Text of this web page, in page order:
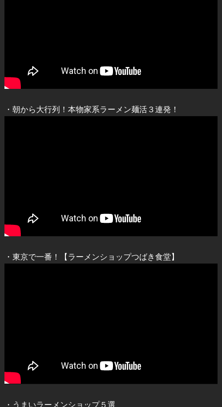
・朝から大行列！本物家系ラーメン麺活３連発！
・東京で一番！【ラーメンショップつばき食堂】
・うまいラーメンショップ５選